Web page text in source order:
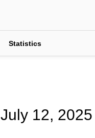
Statistics
12, 2025